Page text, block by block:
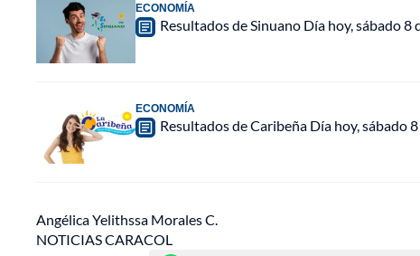
ECONOMÍA
Resultados de Sinuano Día hoy, sábado
ECONOMÍA
Resultados de Caribeña Día hoy, sábado
Angélica Yelithssa Morales C.
NOTICIAS CARACOL